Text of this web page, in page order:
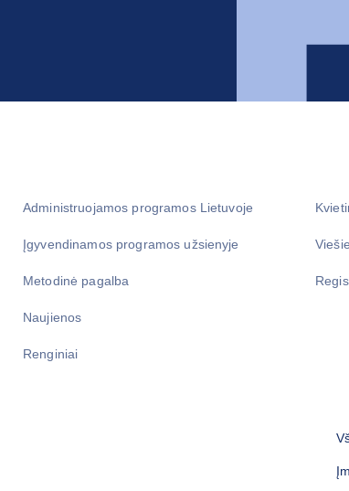
Administruojamos programos Lietuvoje
Įgyvendinamos programos užsienyje
Metodinė pagalba
Naujienos
Renginiai